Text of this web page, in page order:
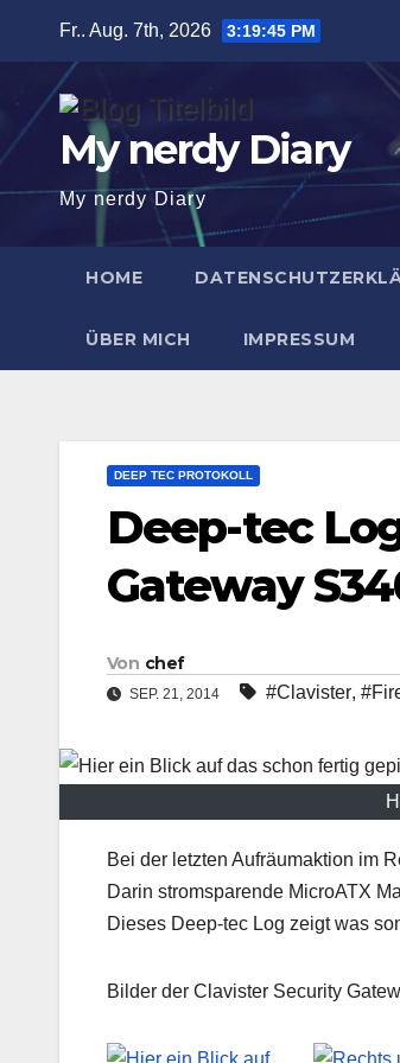
springen
Fr.. Aug. 7th, 2026 3:19:46 PM
My nerdy Diary
My nerdy Diary
HOME
ÜBER MICH IMPRESSUM
DEEP TEC PROTOKOLL
Deep-tec
Gateway
Von chef
SEP. 21, 2014 #Clavister,
Bei der letzten Aufräumaktion im
Darin stromsparende MicroATX
Dieses Deep-tec Log zeigt was
Bilder der Clavister Security